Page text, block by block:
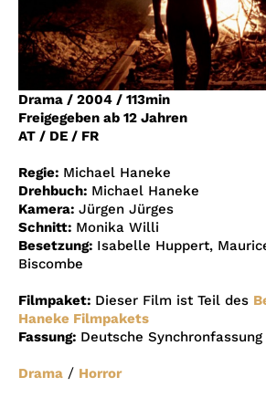
Gutscheine
& Filmpässe
Account
Suche
Drama / 2004 / 113min
Freigegeben ab 12 Jahren
AT / DE / FR
Regie: Michael Haneke
Drehbuch: Michael Haneke
Kamera: Jürgen Jürges
Schnitt: Monika Willi
Besetzung: Isabelle Huppert,
Biscombe
Filmpaket: Dieser Film ist Teil des
Haneke Filmpakets
Fassung: Deutsche Synchronfassung
Drama / Horror